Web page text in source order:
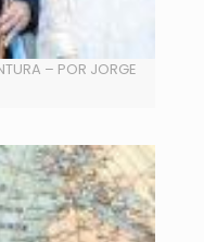
– POR JORGE